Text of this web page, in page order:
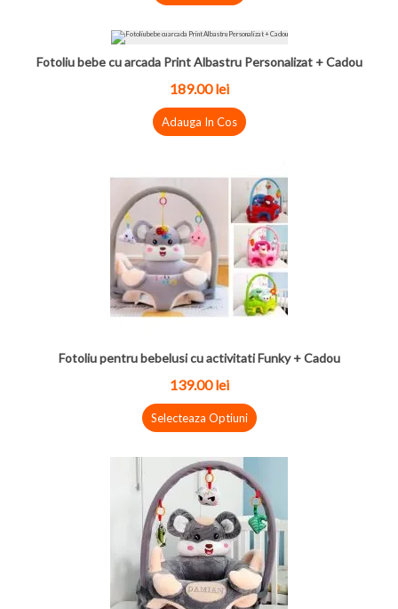
Fotoliu bebe cu arcada Print Albastru Personalizat + Cadou
189.00lei
Adauga In Cos
Fotoliu pentru bebelusi cu activitati Funky + Cadou
139.00lei
Selecteaza Optiuni